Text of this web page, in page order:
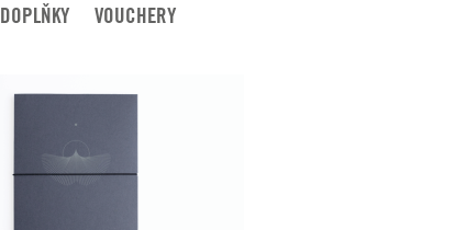
DOPLŇKY VOUCHERY